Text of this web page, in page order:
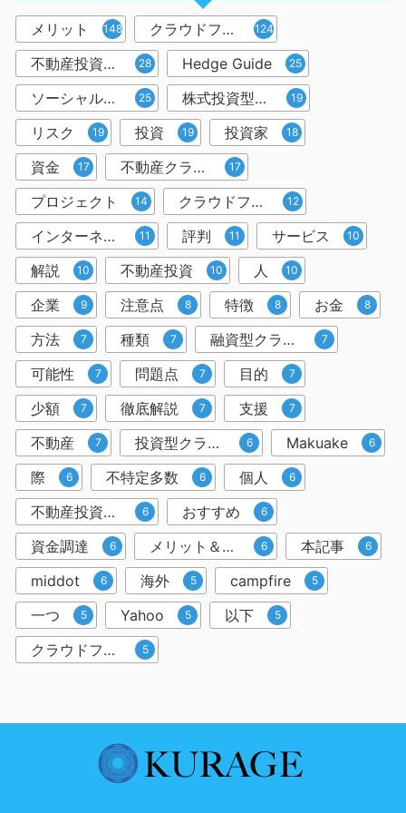
メリット 148 クラウドファンディング 124
不動産投資型クラウドファンディング 28 Hedge Guide 25
ソーシャルレンディング 25 株式投資型クラウドファンディング 19
リスク 19 投資 19 投資家 18
資金 17 不動産クラウドファンディング 17
プロジェクト 14 クラウドファンディング投資 12
インターネット 11 評判 11 サービス 10
解説 10 不動産投資 10 人 10
企業 9 注意点 8 特徴 8 お金 8
方法 7 種類 7 融資型クラウドファンディング 7
可能性 7 問題点 7 目的 7
少額 7 徹底解説 7 支援 7
不動産 7 投資型クラウドファンディング 6 Makuake 6
際 6 不特定多数 6 個人 6
不動産投資クラウドファンディング 6 おすすめ 6
資金調達 6 メリット＆デメリット 6 本記事 6
middot 6 海外 5 campfire 5
一つ 5 Yahoo 5 以下 5
クラウドファンディングサービス 5